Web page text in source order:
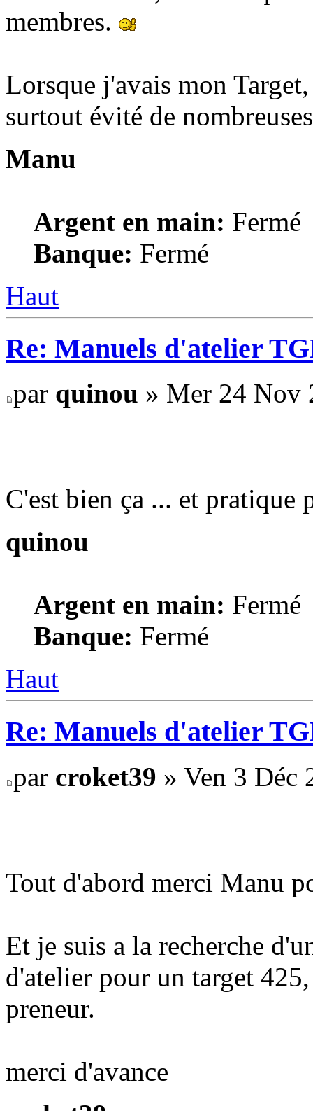
membres.
Lorsque j'avais mon
surtout évité de
Manu
Argent en main: Fermé
Banque: Fermé
Haut
Re: Manuels d'atelier
par quinou » Mer 24 Nov
C'est bien ça ... et pratique
quinou
Argent en main: Fermé
Banque: Fermé
Haut
Re: Manuels d'atelier
par croket39 » Ven 3 Déc
Tout d'abord merci Manu
Et je suis a la recherche
d'atelier pour un target
preneur.
merci d'avance